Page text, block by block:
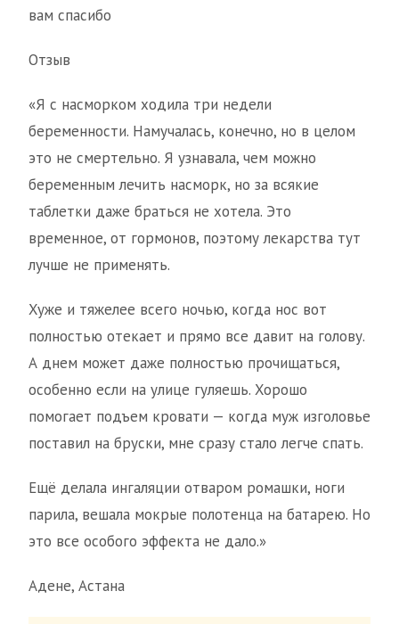
вам спасибо
Отзыв
«Я с насморком ходила три недели
беременности. Намучалась, конечно, но в целом
это не смертельно. Я узнавала, чем можно
беременным лечить насморк, но за всякие
таблетки даже браться не хотела. Это
временное, от гормонов, поэтому лекарства тут
лучше не применять.
Хуже и тяжелее всего ночью, когда нос вот
полностью отекает и прямо все давит на голову.
А днем может даже полностью прочищаться,
особенно если на улице гуляешь. Хорошо
помогает подъем кровати — когда муж изголовье
поставил на бруски, мне сразу стало легче спать.
Ещё делала ингаляции отваром ромашки, ноги
парила, вешала мокрые полотенца на батарею. Но
это все особого эффекта не дало.»
Адене, Астана